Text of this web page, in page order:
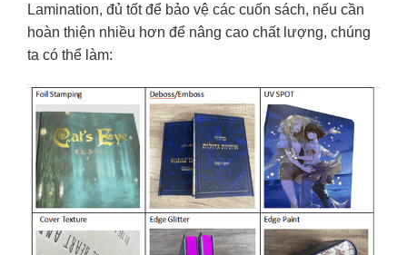
Lamination, đủ tốt để bảo vệ các cuốn sách, nếu cần
hoàn thiện nhiều hơn để nâng cao chất lượng, chúng
ta có thể làm: